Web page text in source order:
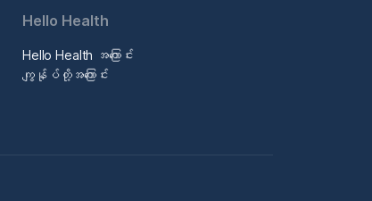
Hello Health
Hello Health အကြောင်း
ကျွန်ုပ်တို့အကြောင်း